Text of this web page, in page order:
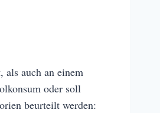
als auch an einem
oder soll
beurteilt werden: